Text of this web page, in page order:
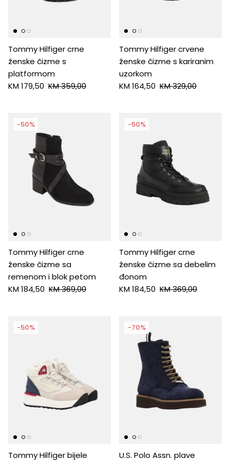
LIU JO
Trussardi
Tommy Hilfiger crne
ženske čizme s
platformom
KM 179,50 KM 359,00
Tommy Hilfiger crvene
ženske čizme s kariranim
uzorkom
KM 164,50 KM 329,00
-50%
Tommy Hilfiger crne
ženske čizme sa
remenom i blok petom
KM 184,50 KM 369,00
-50%
Tommy Hilfiger crne
ženske čizme sa debelim
đonom
KM 184,50 KM 369,00
-50%
Tommy Hilfiger bijele
-70%
U.S. Polo Assn. plave